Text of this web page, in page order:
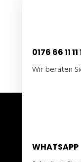
0176 66 11 11
Wir beraten
WHATSAPP